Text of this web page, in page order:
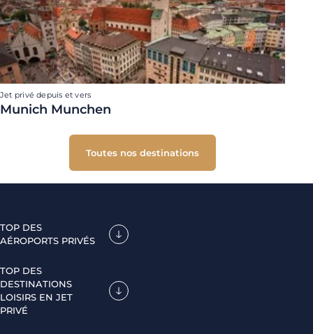
Jet privé depuis et vers
Munich Munchen
Toutes nos destinations
TOP DES
AÉROPORTS PRIVÉS
TOP DES
DESTINATIONS
LOISIRS EN JET
PRIVÉ